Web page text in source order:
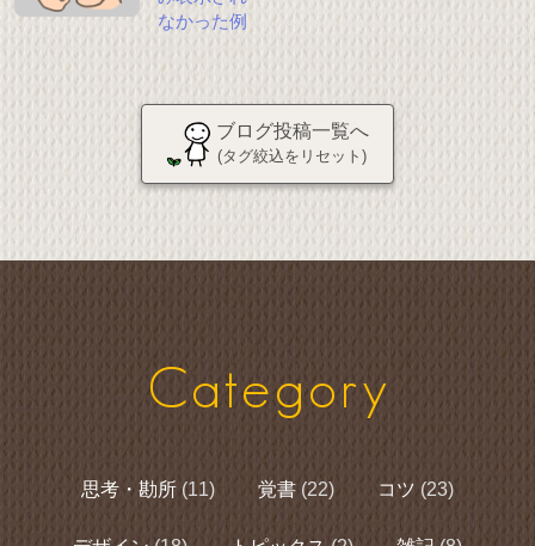
なかった例
ブログ投稿一覧へ
(タグ絞込をリセット)
Category
思考・勘所 (11) 覚書 (22) コツ (23)